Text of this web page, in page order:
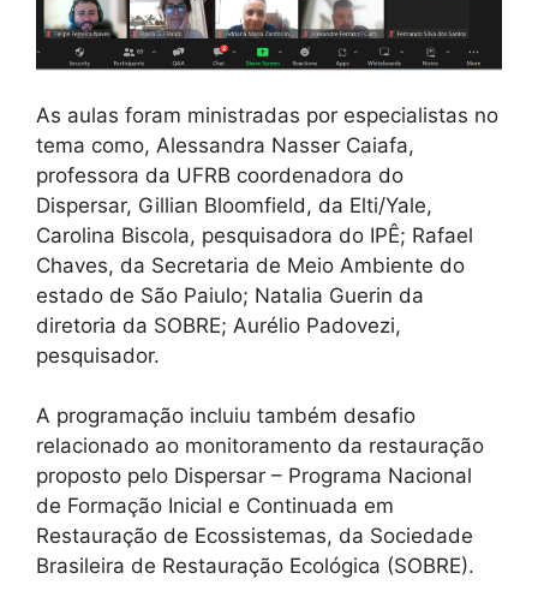
As aulas foram ministradas por especialistas no
tema como, Alessandra Nasser Caiafa,
professora da UFRB coordenadora do
Dispersar, Gillian Bloomfield, da Elti/Yale,
Carolina Biscola, pesquisadora do IPÊ; Rafael
Chaves, da Secretaria de Meio Ambiente do
estado de São Paiulo; Natalia Guerin da
diretoria da SOBRE; Aurélio Padovezi,
pesquisador.
A programação incluiu também desafio
relacionado ao monitoramento da restauração
proposto pelo Dispersar – Programa Nacional
de Formação Inicial e Continuada em
Restauração de Ecossistemas, da Sociedade
Brasileira de Restauração Ecológica (SOBRE).